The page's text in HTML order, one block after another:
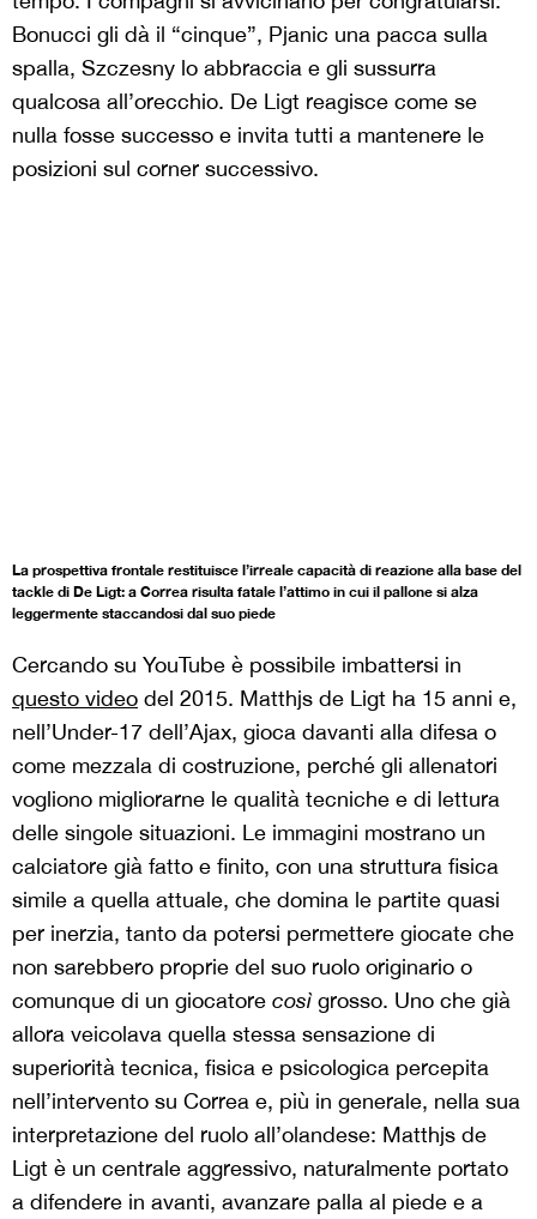
Bonucci gli dà il “cinque”, Pjanic una pacca sulla
spalla, Szczesny lo abbraccia e gli sussurra
qualcosa all’orecchio. De Ligt reagisce come se
nulla fosse successo e invita tutti a mantenere le
posizioni sul corner successivo.
La prospettiva frontale restituisce l’irreale capacità di reazione alla base del
tackle di De Ligt: a Correa risulta fatale l’attimo in cui il pallone si alza
leggermente staccandosi dal suo piede
Cercando su YouTube è possibile imbattersi in
questo video del 2015. Matthjs de Ligt ha 15 anni e,
nell’Under-17 dell’Ajax, gioca davanti alla difesa o
come mezzala di costruzione, perché gli allenatori
vogliono migliorarne le qualità tecniche e di lettura
delle singole situazioni. Le immagini mostrano un
calciatore già fatto e finito, con una struttura fisica
simile a quella attuale, che domina le partite quasi
per inerzia, tanto da potersi permettere giocate che
non sarebbero proprie del suo ruolo originario o
comunque di un giocatore cosìgrosso. Uno che già
allora veicolava quella stessa sensazione di
superiorità tecnica, fisica e psicologica percepita
nell’intervento su Correa e, più in generale, nella sua
interpretazione del ruolo all’olandese: Matthjs de
Ligt è un centrale aggressivo, naturalmente portato
a difendere in avanti, avanzare palla al piede e a